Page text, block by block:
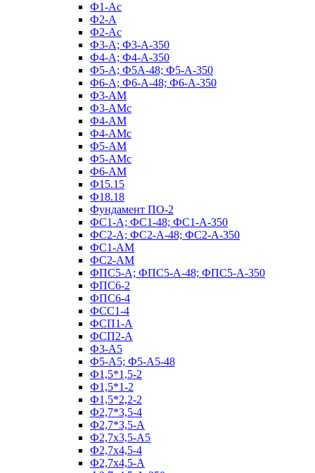
Ф1-Ас
Ф2-А
Ф2-Ас
Ф3-А; Ф3-А-350
Ф4-А; Ф4-А-350
Ф5-А; Ф5А-48; Ф5-А-350
Ф6-А; Ф6-А-48; Ф6-А-350
Ф3-АМ
Ф3-АМс
Ф4-АМ
Ф4-АМс
Ф5-АМ
Ф5-АМс
Ф6-АМ
Ф15.15
Ф18.18
Фундамент ПО‑2
ФС1-А; ФС1-48; ФС1-А-350
ФС2-А; ФС2-А-48; ФС2-А-350
ФС1-АМ
ФС2-АМ
ФПС5-А; ФПС5-А-48; ФПС5-А-350
ФПС6-2
ФПС6-4
ФСС1-4
ФСП1-А
ФСП2-А
Ф3-А5
Ф5-А5; Ф5-А5-48
Ф1,5*1,5-2
Ф1,5*1-2
Ф1,5*2,2-2
Ф2,7*3,5-4
Ф2,7*3,5-А
Ф2,7х3,5-А5
Ф2,7х4,5-4
Ф2,7х4,5-А